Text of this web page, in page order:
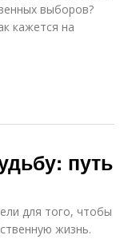
выборов?
кажется на
путь
для того, чтобы
жизнь.